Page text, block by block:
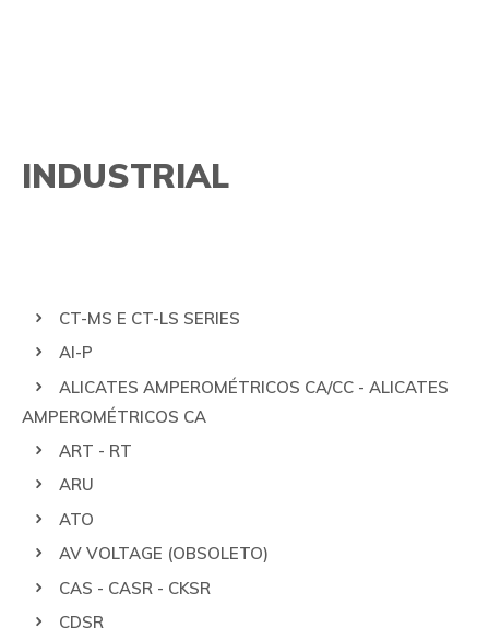
PESQUISA AVANÇADA
LEM
GMC-I PROSYS
NK TECHNOLOGIES SOLUÇÕES
CONTROLE DE PROCESSOS E AUTOMAÇÃO
TRAÇÃO
SE INFORME
INDUSTRIAL
CT-MS E CT-LS SERIES
AI-P
ALICATES AMPEROMÉTRICOS CA/CC - ALICATES
AMPEROMÉTRICOS CA
ART - RT
ARU
ATO
AV VOLTAGE (OBSOLETO)
CAS - CASR - CKSR
CDSR